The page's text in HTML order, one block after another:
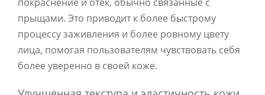
прыщами. Это приводит к более быстрому
процессу заживления и более ровному цвету
лица, помогая пользователям чувствовать себя
более уверенно в своей коже.